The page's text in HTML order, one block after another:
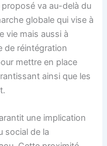
va au-delà du
globale qui vise à
vie mais aussi à
de réintégration
mettre en place
ainsi que les
une implication
social de la